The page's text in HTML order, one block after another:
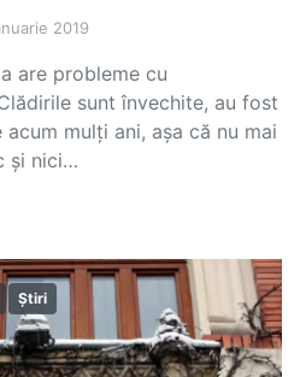
2019
are probleme cu
sunt învechite, au fost
mulți ani, așa că nu mai
și nici…
Știri